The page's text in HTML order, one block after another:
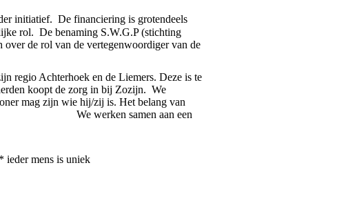
initiatief. De financiering is grotendeels
rol. De benaming S.W.G.P (stichting
de rol van de vertegenwoordiger van de
regio Achterhoek en de Liemers. Deze is te
koopt de zorg in bij Zozijn. We
mag zijn wie hij/zij is. Het belang van
samen aan een
is:
uniek